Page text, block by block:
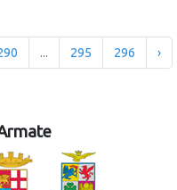
... 295 296 ›